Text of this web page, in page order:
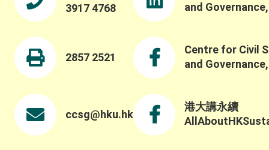
3917 4768
2857 2521
ccsg@hku.hk
and
Centre for Civil
and
港大講永續